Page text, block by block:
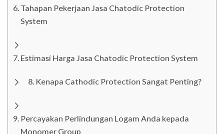
Tahapan Pekerjaan Jasa Chatodic Protection
System
Estimasi Harga Jasa Chatodic Protection System
Kenapa Cathodic Protection Sangat Penting?
Percayakan Perlindungan Logam Anda kepada
Monomer Group